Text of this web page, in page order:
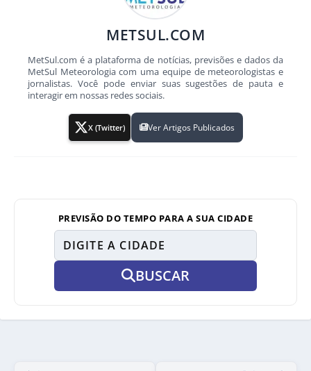
METSUL.COM
MetSul.com é a plataforma de notícias, previsões e dados da
MetSul Meteorologia com uma equipe de meteorologistas e
jornalistas. Você pode enviar suas sugestões de pauta e
interagir em nossas redes sociais.
X (Twitter) Ver Artigos Publicados
PREVISÃO DO TEMPO PARA A SUA CIDADE
BUSCAR